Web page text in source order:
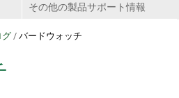
その他の製品サポート情報
グ / バードウォッチ